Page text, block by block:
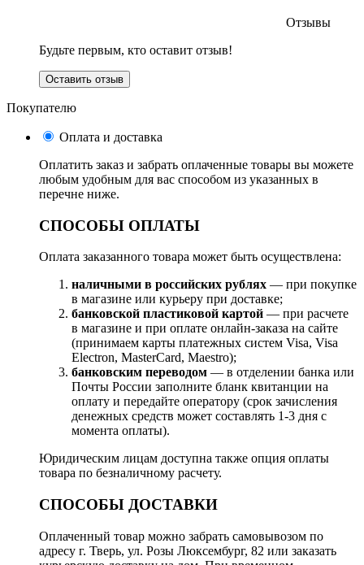
Отзывы
Будьте первым, кто оставит отзыв!
Оставить отзыв
Покупателю
Оплата и доставка
Оплатить заказ и забрать оплаченные товары вы можете
любым удобным для вас способом из указанных в
перечне ниже.
СПОСОБЫ ОПЛАТЫ
Оплата заказанного товара может быть осуществлена:
наличными в российских рублях — при покупке
в магазине или курьеру при доставке;
банковской пластиковой картой — при расчете
в магазине и при оплате онлайн-заказа на сайте
(принимаем карты платежных систем Visa, Visa
Electron, MasterCard, Maestro);
банковским переводом — в отделении банка или
Почты России заполните бланк квитанции на
оплату и передайте оператору (срок зачисления
денежных средств может составлять 1-3 дня с
момента оплаты).
Юридическим лицам доступна также опция оплаты
товара по безналичному расчету.
СПОСОБЫ ДОСТАВКИ
Оплаченный товар можно забрать самовывозом по
адресу г. Тверь, ул. Розы Люксембург, 82 или заказать